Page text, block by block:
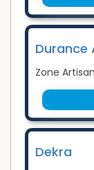
Durance
Zone
Dekra